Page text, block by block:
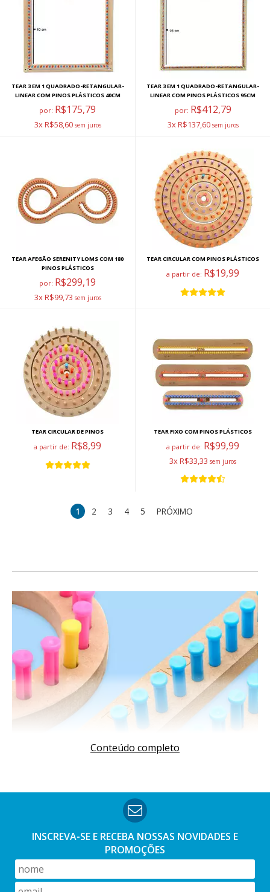
TEAR 3 EM 1 QUADRADO-RETANGULAR-
LINEAR COM PINOS PLÁSTICOS 40CM
por: R$175,79
3x R$58,60
TEAR 3 EM 1 QUADRADO-RETANGULAR-
LINEAR COM PINOS PLÁSTICOS 95CM
por: R$412,79
3x R$137,60
TEAR AFEGÃO SERENITY LOMS COM 180
PINOS PLÁSTICOS
por: R$299,19
3x R$99,73
TEAR CIRCULAR COM PINOS PLÁSTICOS
a partir de: R$19,99
TEAR CIRCULAR DE PINOS
a partir de: R$8,99
TEAR FIXO COM PINOS PLÁSTICOS
a partir de: R$99,99
3x R$33,33
1 2 3 4 5 PRÓXIMO
Tear é uma ferramenta utilizada para tecer. O Tear é
utilizado nas técnicas do crochê e do tricô, são feitos de
Conteúdo completo
INSCREVA-SE E RECEBA NOSSAS NOVIDADES E
PROMOÇÕES